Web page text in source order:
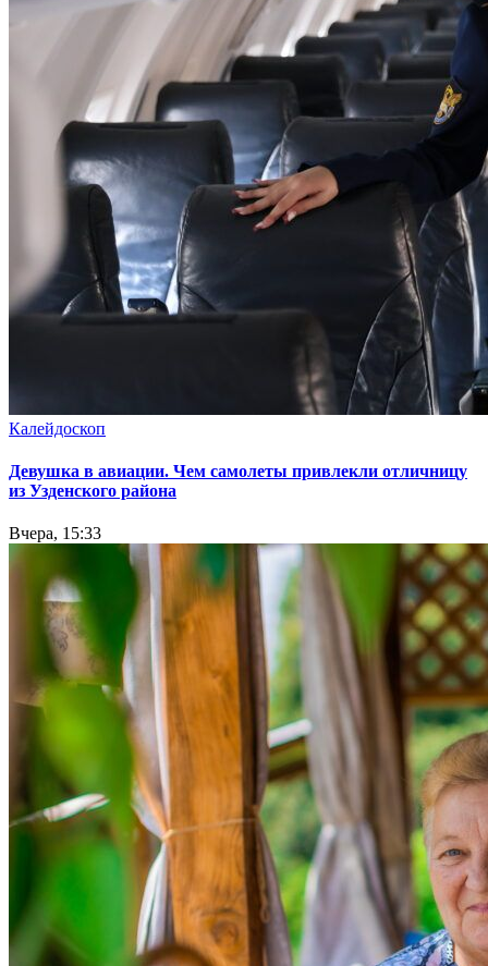
Калейдоскоп
Девушка в авиации. Чем самолеты привлекли отличницу
из Узденского района
Вчера, 15:33